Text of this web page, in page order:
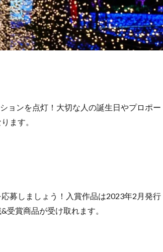
ョンを点灯！大切な人の誕生日やプロポー
ます。
募しましょう！入賞作品は2023年2月発行
受賞商品が受け取れます。